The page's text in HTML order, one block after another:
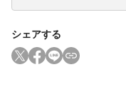
シェアする